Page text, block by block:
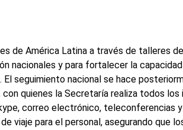
de América Latina a través de talleres
nacionales y para fortalecer la
seguimiento nacional se hace
quienes la Secretaría realiza todos los
correo electrónico, teleconferencias
viaje para el personal, asegurando que